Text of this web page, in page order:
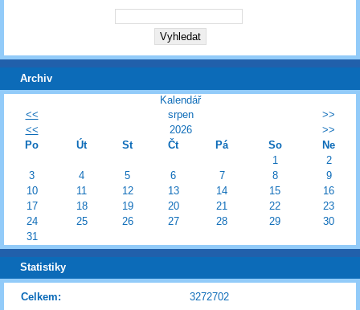
Archiv
Kalendář
<<
srpen
>>
<<
2026
>>
Po
Út St Čt Pá So
Ne
1
2
3
4 5 6 7 8
9
10
11 12 13 14 15
16
17
18 19 20 21 22
23
24
25 26 27 28 29
30
31
Statistiky
Celkem: 3272702